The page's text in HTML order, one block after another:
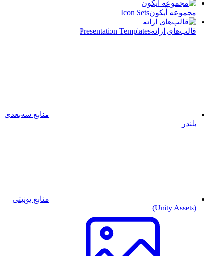
مجموعه آیکون‌Icon Sets
قالب‌های ارائهPresentation Templates
منابع سه‌بعدی
بلندر
منابع یونیتی
(Unity Assets)